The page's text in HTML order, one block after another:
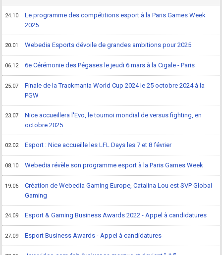
24.10
Le programme des compétitions esport à la Paris Games Week
2025
20.01 Webedia Esports dévoile de grandes ambitions pour 2025
06.12 6e Cérémonie des Pégases le jeudi 6 mars à la Cigale - Paris
25.07
Finale de la Trackmania World Cup 2024 le 25 octobre 2024 à la
PGW
23.07
Nice accueillera l'Evo, le tournoi mondial de versus fighting, en
octobre 2025
02.02 Esport : Nice accueille les LFL Days les 7 et 8 février
08.10 Webedia révèle son programme esport à la Paris Games Week
19.06
Création de Webedia Gaming Europe, Catalina Lou est SVP Global
Gaming
24.09 Esport & Gaming Business Awards 2022 - Appel à candidatures
27.09 Esport Business Awards - Appel à candidatures